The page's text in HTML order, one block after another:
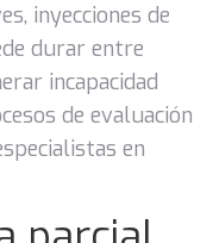
inyecciones de
durar entre
incapacidad
de evaluación
en